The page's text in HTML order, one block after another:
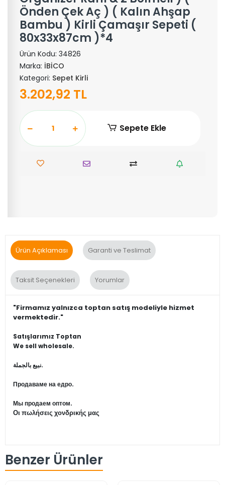
Önden Çek Aç ) ( Kalın Ahşap
Bambu ) Kirli Çamaşır Sepeti (
80x33x87cm )*4
Ürün Kodu: 34826
Marka: İBİCO
Kategori: Sepet Kirli
3.202,92 TL
Sepete Ekle
Ürün Açıklaması Garanti ve Teslimat
Taksit Seçenekleri Yorumlar
"Firmamız yalnızca toptan satış modeliyle hizmet
vermektedir."
Satışlarımız Toptan
We sell wholesale.
نبيع بالجملة.
Продаваме на едро.
Мы продаем оптом.
Οι πωλήσεις χονδρικής μας
Benzer Ürünler